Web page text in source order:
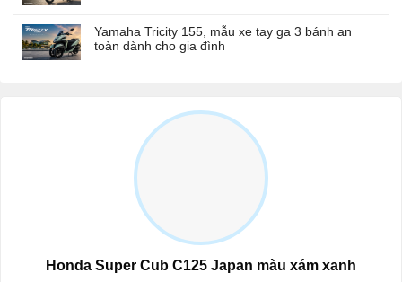
Yamaha Tricity 155, mẫu xe tay ga 3 bánh an
toàn dành cho gia đình
Honda Super Cub C125 Japan màu xám xanh